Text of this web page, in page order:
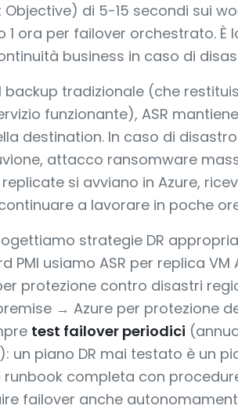
Objective) di 5-15 secondi sui
1 ora per failover orchestrato.
business in caso di
backup tradizionale (che
funzionante), ASR
destination. In caso di
attacco ransomware
si avviano in Azure,
a lavorare in poche
strategie DR
PMI usiamo ASR per replica
protezione contro disastri
→ Azure per protezione
test failover periodici
un piano DR mai testato è un
runbook completa con
failover anche